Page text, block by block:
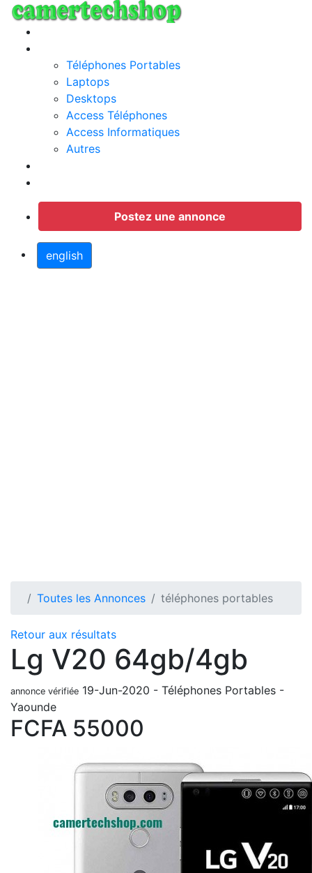
Téléphones Portables
Laptops
Desktops
Access Téléphones
Access Informatiques
Autres
Postez une annonce
english
Toutes les Annonces téléphones portables
Retour aux résultats
Lg V20 64gb/4gb
annonce vérifiée 19-Jun-2020 - Téléphones Portables -
Yaounde
FCFA 55000